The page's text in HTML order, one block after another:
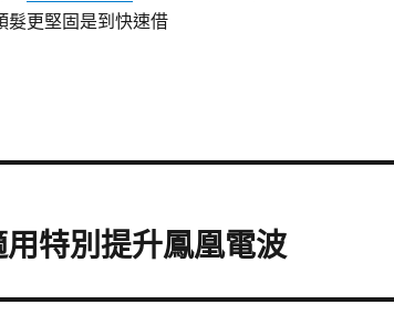
髮更堅固是到快速借
特別提升鳳凰電波